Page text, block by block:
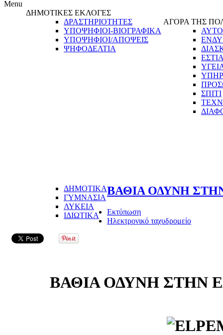
Menu
ΔΗΜΟΤΙΚΕΣ ΕΚΛΟΓΕΣ
ΔΡΑΣΤΗΡΙΟΤΗΤΕΣ
ΥΠΟΨΗΦΙΟΙ-ΒΙΟΓΡΑΦΙΚΑ
ΥΠΟΨΗΦΙΟΙ/ΑΠΟΨΕΙΣ
ΨΗΦΟΔΕΛΤΙΑ
ΑΓΟΡΑ ΤΗΣ
ΣΠΙΤΙ
ΔΗΜΟΤΙΚΑ
ΓΥΜΝΑΣΙΑ
ΛΥΚΕΙΑ
ΙΔΙΩΤΙΚΑ
ΒΑΘΙΑ ΟΔΥΝΗ
Εκτύπωση
Ηλεκτρονικό ταχυδρομείο
ΒΑΘΙΑ ΟΔΥΝΗ ΣΤΗΝ